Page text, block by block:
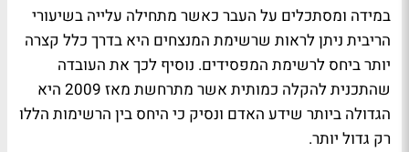
במידה ומסתכלים על העבר כאשר מתחילה עלייה בשיעורי
הריבית ניתן לראות שרשימת המנצחים היא בדרך כלל קצרה
יותר ביחס לרשימת המפסידים. נוסיף לכך את העובדה
שהתכנית להקלה כמותית אשר מתרחשת מאז 2009 היא
הגדולה ביותר שידע האדם ונסיק כי היחס בין הרשימות הללו
רק גדול יותר.